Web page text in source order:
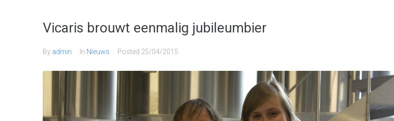
Vicaris brouwt eenmalig jubileumbier
By admin In Nieuws Posted 25/04/2015